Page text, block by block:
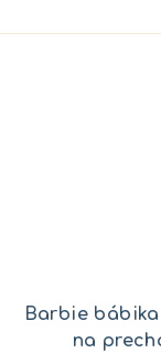
Barbie
na